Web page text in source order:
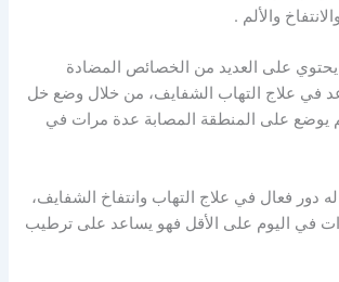
والألم .
على العديد من الخصائص المضادة
في علاج التهاب الشفايف، من خلال وضع خل
يوضع على المنطقة المصابة عدة مرات في
دور فعال في علاج التهاب وانتفاخ الشفايف،
وضعه 3 مرات في اليوم على الأقل فهو يساعد على ترطيب